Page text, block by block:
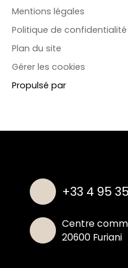
Mentions légales
Politique de confidentialité
Plan du site
Gérer les cookies
Propulsé par
+33 4 95
Centre
20600 Furiani